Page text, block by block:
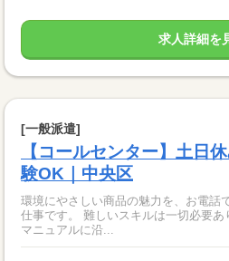
求人詳細を
[一般派遣]
【コールセンター】土日
験OK｜中央区
環境にやさしい商品の魅力を、お電話
仕事です。 難しいスキルは一切必要ありません！ ▼
マニュアルに沿...